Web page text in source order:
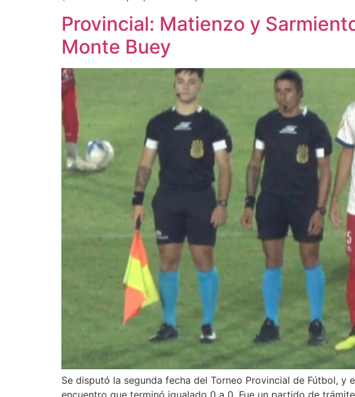
Provincial: Matienzo y
Monte Buey
Se disputó la segunda fecha del Torneo Provincial de Fútbol,
encuentro que terminó igualado 0 a 0. Fue un partido de